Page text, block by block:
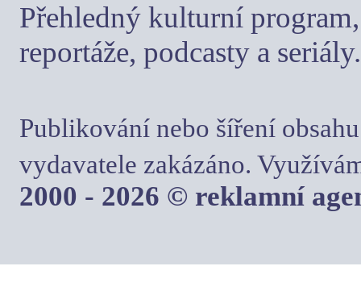
Přehledný kulturní
reportáže, podcasty a seriály.
Publikování nebo šíření
vydavatele zakázáno.
2000 - 2026 © reklamní